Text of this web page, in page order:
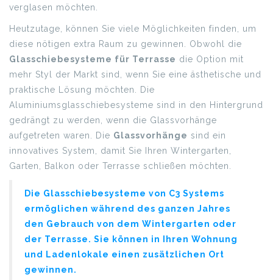
verglasen möchten.
Heutzutage, können Sie viele Möglichkeiten finden, um
diese nötigen extra Raum zu gewinnen. Obwohl die
Glasschiebesysteme für Terrasse die Option mit
mehr Styl der Markt sind, wenn Sie eine ästhetische und
praktische Lösung möchten. Die
Aluminiumsglasschiebesysteme sind in den Hintergrund
gedrängt zu werden, wenn die Glassvorhänge
aufgetreten waren. Die Glassvorhänge sind ein
innovatives System, damit Sie Ihren Wintergarten,
Garten, Balkon oder Terrasse schließen möchten.
Die Glasschiebesysteme von C3 Systems
ermöglichen während des ganzen Jahres
den Gebrauch von dem Wintergarten oder
der Terrasse. Sie können in Ihren Wohnung
und Ladenlokale einen zusätzlichen Ort
gewinnen.